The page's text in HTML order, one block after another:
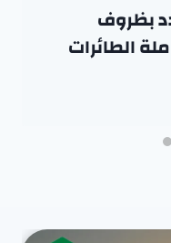
بظروف
الطائرات